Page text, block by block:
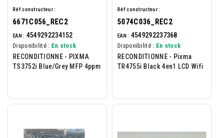
Réf constructeur :
6671C056_REC2
EAN : 4549292234152
Disponibilité : En stock
RECONDITIONNE - PIXMA
TS3752i Blue/grey MFP 4ppm
Réf constructeur :
5074C036_REC2
EAN : 4549292237368
Disponibilité : En stock
RECONDITIONNE - Pixma
TR4755i Black 4en1 LCD Wifi